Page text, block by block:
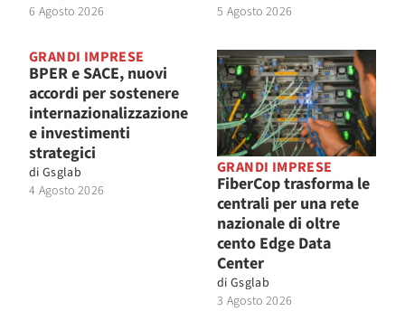
6 Agosto 2026
5 Agosto 2026
GRANDI IMPRESE
BPER e SACE, nuovi
accordi per sostenere
internazionalizzazione
e investimenti
strategici
di Gsglab
4 Agosto 2026
GRANDI IMPRESE
FiberCop trasforma le
centrali per una rete
nazionale di oltre
cento Edge Data
Center
di Gsglab
3 Agosto 2026